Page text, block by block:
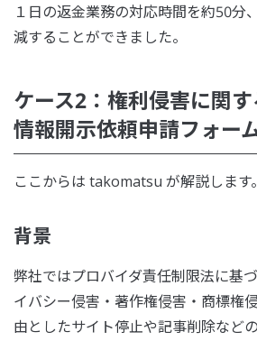
１日の返金業務の対応時間を約50分
減することができました。
ケース2：権利侵害に関
情報開示依頼申請フォー
ここからは takomatsu が解説します。
背景
弊社ではプロバイダ責任制限法に基
イバシー侵害・著作権侵害・商標権
由としたサイト停止や記事削除など